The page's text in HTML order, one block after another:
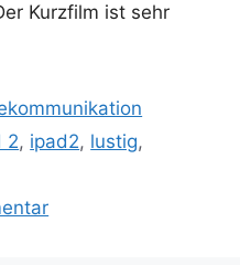
Kurzfilm ist sehr
2, ipad2, lustig,